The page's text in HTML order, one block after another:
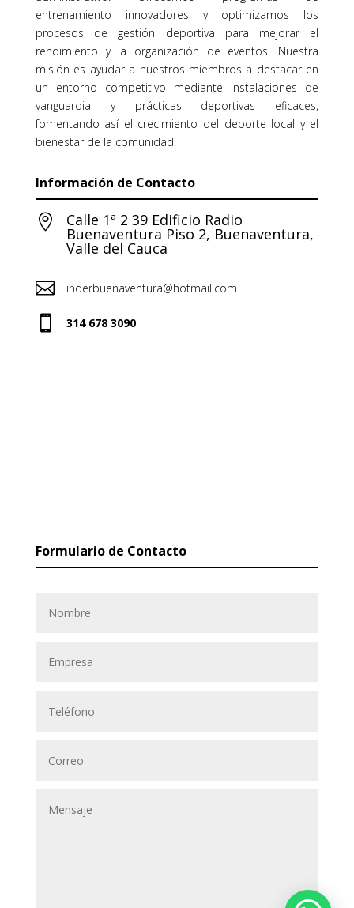
entrenamiento innovadores y optimizamos los
procesos de gestión deportiva para mejorar el
rendimiento y la organización de eventos. Nuestra
misión es ayudar a nuestros miembros a destacar en
un entorno competitivo mediante instalaciones de
vanguardia y prácticas deportivas eficaces,
fomentando así el crecimiento del deporte local y el
bienestar de la comunidad.
Información de Contacto
 Calle 1ª 2 39 Edificio Radio
Buenaventura Piso 2, Buenaventura,
Valle del Cauca
 inderbuenaventura@hotmail.com
 314 678 3090
Formulario de Contacto